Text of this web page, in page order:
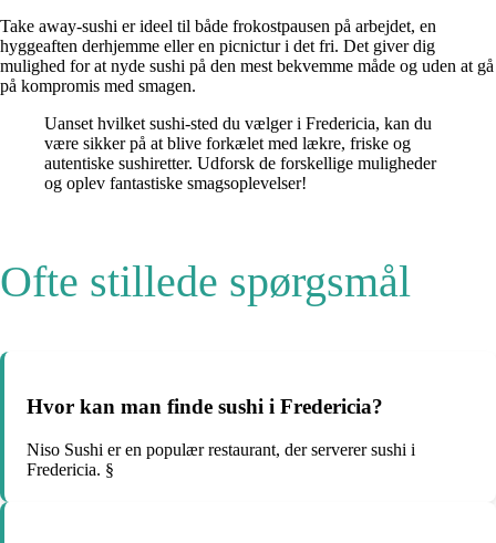
Take away-sushi er ideel til både frokostpausen på arbejdet, en
hyggeaften derhjemme eller en picnictur i det fri. Det giver dig
mulighed for at nyde sushi på den mest bekvemme måde og uden at gå
på kompromis med smagen.
Uanset hvilket sushi-sted du vælger i Fredericia, kan du
være sikker på at blive forkælet med lækre, friske og
autentiske sushiretter. Udforsk de forskellige muligheder
og oplev fantastiske smagsoplevelser!
Ofte stillede spørgsmål
Hvor kan man finde sushi i Fredericia?
Niso Sushi er en populær restaurant, der serverer sushi i
Fredericia. §